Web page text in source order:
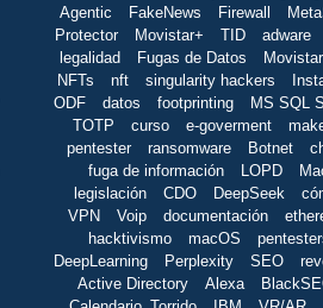
Agentic
FakeNews Firewall
Protector
Movistar+ TID adware
legalidad
Fugas de Datos
NFTs
nft singularity hackers
ODF
datos footprinting
MS SQL
TOTP
curso e-goverment
pentester
ransomware Botnet
fuga de información
LOPD
legislación
CDO DeepSeek
VPN
Voip documentación
hacktivismo
macOS
DeepLearning
Perplexity SEO
Active Directory
Alexa